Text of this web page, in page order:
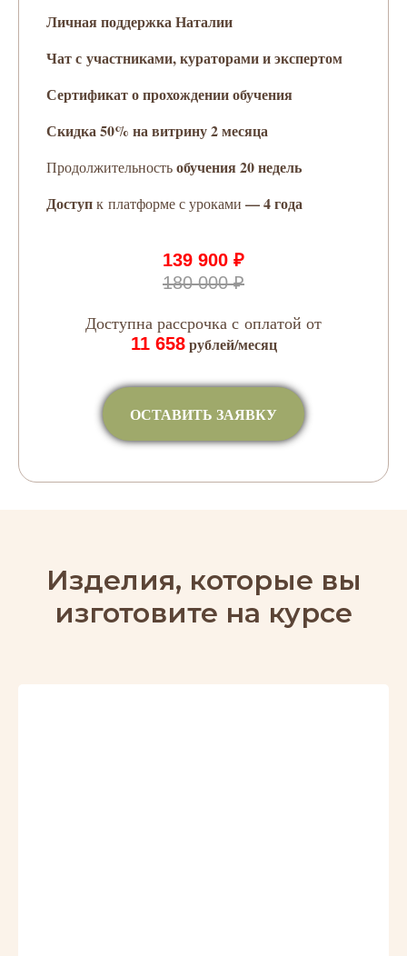
Личная поддержка Наталии
Чат с участниками, кураторами и экспертом
Сертификат о прохождении обучения
Скидка 50% на витрину 2 месяца
Продолжительностьобучения 20 недель
Доступк платформе с уроками — 4 года
139 900 ₽
180 000 ₽
Доступна рассрочка с оплатой от
11 658рублей/месяц
ОСТАВИТЬ ЗАЯВКУ
Изделия, которые вы
изготовите на курсе